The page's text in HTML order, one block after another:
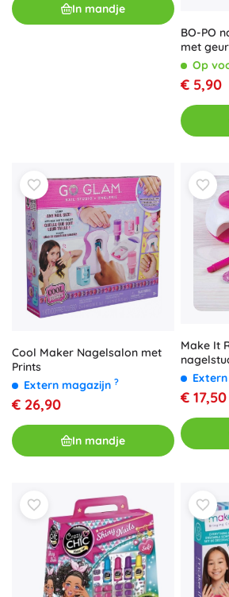
In mandje
BO-PO
met
Op
€ 5,90
Cool Maker Nagelsalon met
Prints
Extern magazijn ?
€ 26,90
In mandje
Make It
€ 17,50